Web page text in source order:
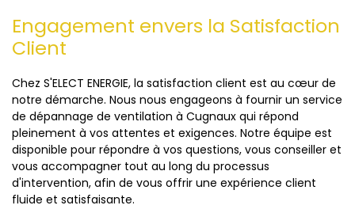
Engagement envers la Satisfaction
Client
Chez S'ELECT ENERGIE, la satisfaction client est au cœur de
notre démarche. Nous nous engageons à fournir un service
de dépannage de ventilation à Cugnaux qui répond
pleinement à vos attentes et exigences. Notre équipe est
disponible pour répondre à vos questions, vous conseiller et
vous accompagner tout au long du processus
d'intervention, afin de vous offrir une expérience client
fluide et satisfaisante.